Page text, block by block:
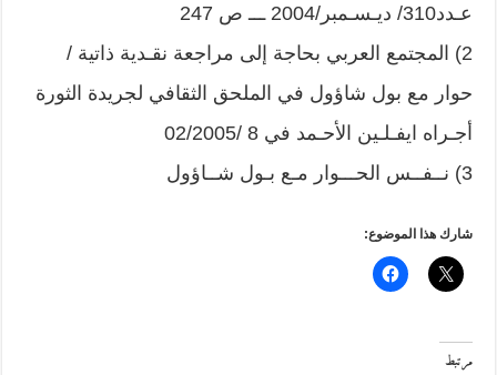
عـدد310/ ديـسـمبر/2004 ـــ ص 247
2) المجتمع العربي بحاجة إلى مراجعة نقـدية ذاتية /
حوار مع بول شاؤول في الملحق الثقافي لجريدة الثورة
أجـراه ايفـلـين الأحـمد في 8 /02/2005
3) نــفــس الحـــوار مـع بـول شــاؤول
شارك هذا الموضوع:
مرتبط